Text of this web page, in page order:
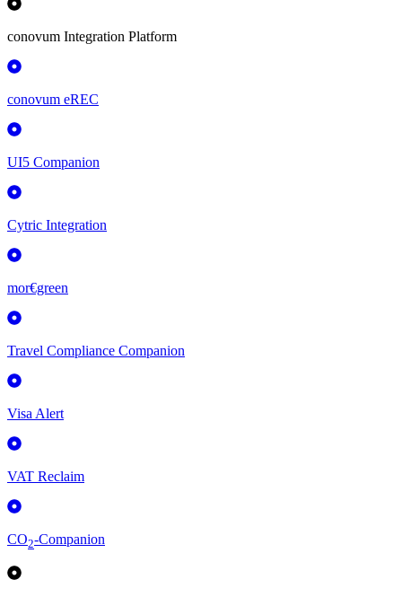
conovum Integration Platform
conovum eREC
UI5 Companion
Cytric Integration
mor€green
Travel Compliance Companion
Visa Alert
VAT Reclaim
CO2-Companion